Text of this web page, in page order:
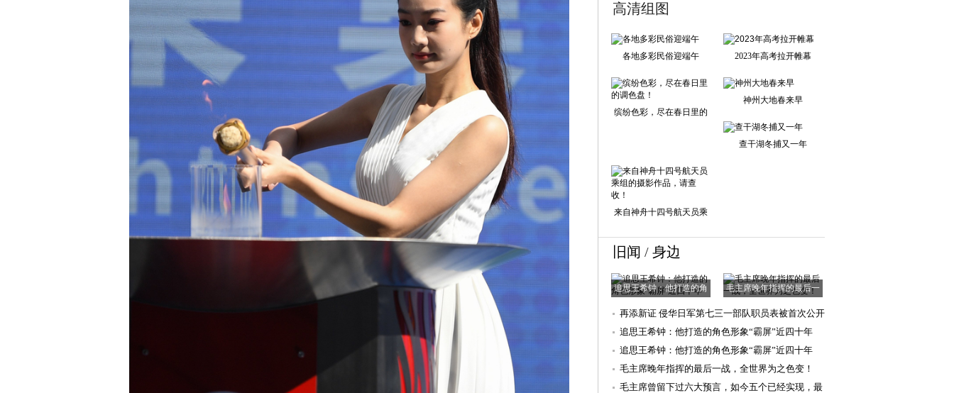
高清组图
各地多彩民俗迎端午 2023年高考拉开帷幕
缤纷色彩，尽在春日里的
神州大地春来早
查干湖冬捕又一年
来自神舟十四号航天员乘
旧闻 / 身边
追思王希钟：他打造的角
毛主席晚年指挥的最后一
再添新证 侵华日军第七三一部队职员表被首次公开
追思王希钟：他打造的角色形象“霸屏”近四十年
追思王希钟：他打造的角色形象“霸屏”近四十年
毛主席晚年指挥的最后一战，全世界为之色变！
毛主席曾留下过六大预言，如今五个已经实现，最